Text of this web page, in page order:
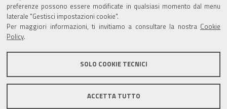
preferenze possono essere modificate in qualsiasi momento dal menu
laterale "Gestisci impostazioni cookie".
Per maggiori informazioni, ti invitiamo a consultare la nostra Cookie
Policy
SOLO COOKIE TECNICI
ACCETTA TUTTO
Pubblicità Legale
Area riservata Amministratori
Informativa generale Informative privacy